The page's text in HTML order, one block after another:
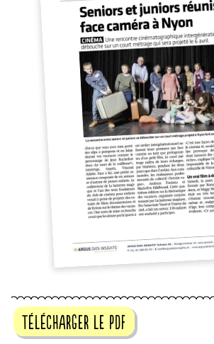
télécharger le pdf